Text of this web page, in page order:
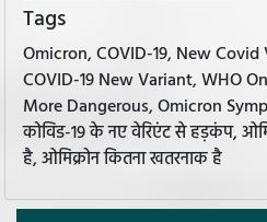
Tags
Omicron, COVID-19, New
COVID-19 New Variant, WHO
More Dangerous, Omicron
कोविड-19 के नए वेरिएंट से हड़कंप,
है, ओमिक्रोन कितना खतरनाक है